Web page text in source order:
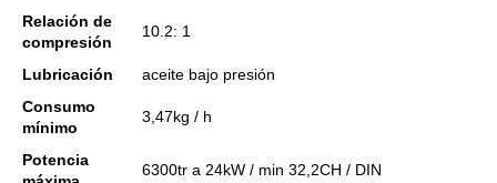
Relación de
compresión
10.2: 1
Lubricación
aceite bajo presión
Consumo
mínimo
3,47kg / h
Potencia
6300tr a 24kW / min 32,2CH / DIN